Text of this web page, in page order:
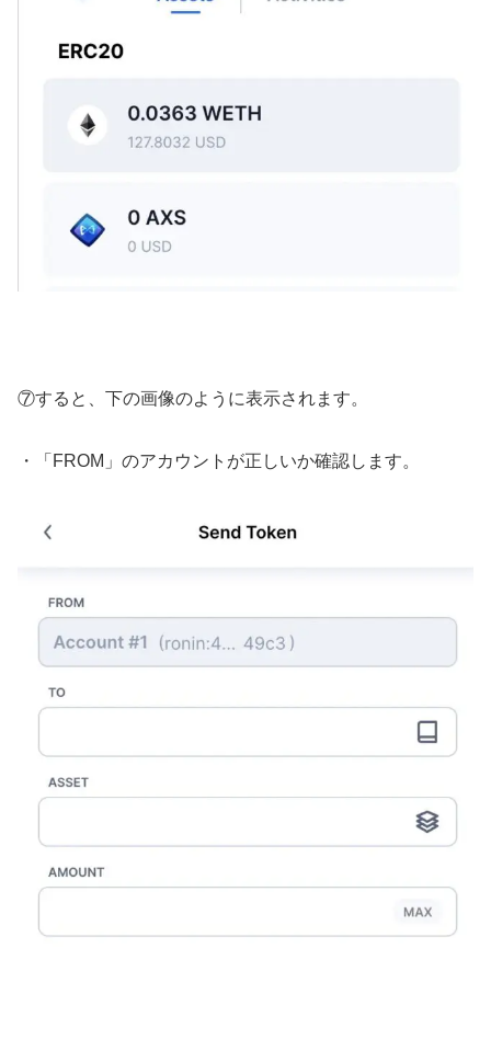
⑦すると、下の画像のように表示されます。
・「FROM」のアカウントが正しいか確認します。